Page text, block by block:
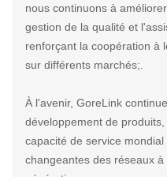
nous continuons à
gestion de la qualité et
renforçant la coopération à
sur différents marchés;.
À l'avenir, GoreLink
développement de
capacité de service
changeantes des réseaux